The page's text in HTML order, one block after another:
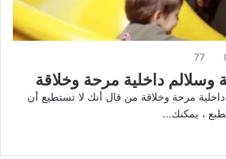
77
داخلية مرحة وخلاقة من قال أنك لا تستطيع أن
، يمكنك…